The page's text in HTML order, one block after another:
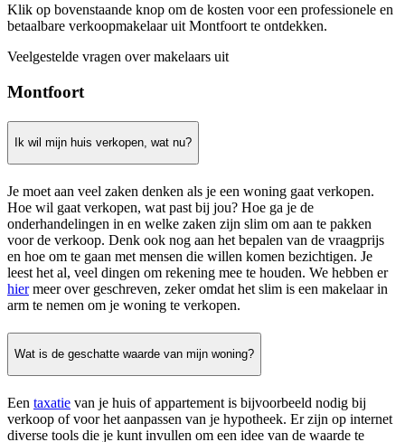
Klik op bovenstaande knop om de kosten voor een professionele en
betaalbare verkoopmakelaar uit Montfoort te ontdekken.
Veelgestelde vragen over makelaars uit
Montfoort
Ik wil mijn huis verkopen, wat nu?
Je moet aan veel zaken denken als je een woning gaat verkopen.
Hoe wil gaat verkopen, wat past bij jou? Hoe ga je de
onderhandelingen in en welke zaken zijn slim om aan te pakken
voor de verkoop. Denk ook nog aan het bepalen van de vraagprijs
en hoe om te gaan met mensen die willen komen bezichtigen. Je
leest het al, veel dingen om rekening mee te houden. We hebben er
hiermeer over geschreven, zeker omdat het slim is een makelaar in
arm te nemen om je woning te verkopen.
Wat is de geschatte waarde van mijn woning?
Een taxatie van je huis of appartement is bijvoorbeeld nodig bij
verkoop of voor het aanpassen van je hypotheek. Er zijn op internet
diverse tools die je kunt invullen om een idee van de waarde te